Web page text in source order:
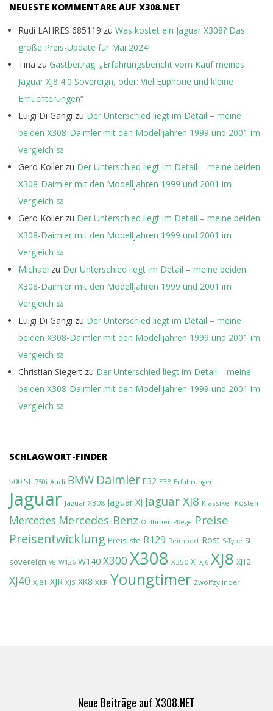
NEUESTE KOMMENTARE AUF X308.NET
Rudi LAHRES 685119 zu Was kostet ein Jaguar X308? Das
große Preis-Update für Mai 2024!
Tina zu Gastbeitrag: „Erfahrungsbericht vom Kauf meines
Jaguar XJ8 4.0 Sovereign, oder: Viel Euphorie und kleine
Ernüchterungen“
Luigi Di Gangi zu Der Unterschied liegt im Detail – meine
beiden X308-Daimler mit den Modelljahren 1999 und 2001 im
Vergleich ⚖️
Gero Koller zu Der Unterschied liegt im Detail – meine beiden
X308-Daimler mit den Modelljahren 1999 und 2001 im
Vergleich ⚖️
Gero Koller zu Der Unterschied liegt im Detail – meine beiden
X308-Daimler mit den Modelljahren 1999 und 2001 im
Vergleich ⚖️
Michael zu Der Unterschied liegt im Detail – meine beiden
X308-Daimler mit den Modelljahren 1999 und 2001 im
Vergleich ⚖️
Luigi Di Gangi zu Der Unterschied liegt im Detail – meine
beiden X308-Daimler mit den Modelljahren 1999 und 2001 im
Vergleich ⚖️
Christian Siegert zu Der Unterschied liegt im Detail – meine
beiden X308-Daimler mit den Modelljahren 1999 und 2001 im
Vergleich ⚖️
SCHLAGWORT-FINDER
500 SL 750i Audi BMW Daimler E32 E38 Erfahrungen
Jaguar Jaguar X308 Jaguar XJ Jaguar XJ8 Klassiker Kosten
Mercedes Mercedes-Benz Oldtimer Pflege Preise
Preisentwicklung Preisliste R129 Reimport Rost S-Type SL
sovereign V8 W126 W140 X300 X308 X350 XJ XJ6 XJ8 XJ12
XJ40 XJ81 XJR XJS XK8 XKR Youngtimer Zwölfzylinder
Neue Beiträge auf X308.NET